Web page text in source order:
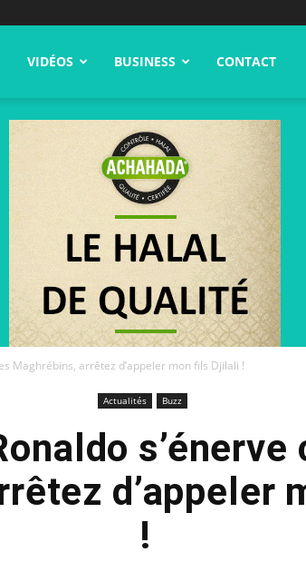
VIDÉOS BUSINESS CONTACT
Maghrébins, arrêtez d’appeler mon fils Djilali !
Actualités Buzz
d’appeler
!